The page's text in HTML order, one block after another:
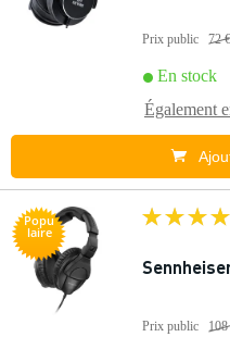
Prix public 72 €
En stock
Également
Popu
laire
Prix public